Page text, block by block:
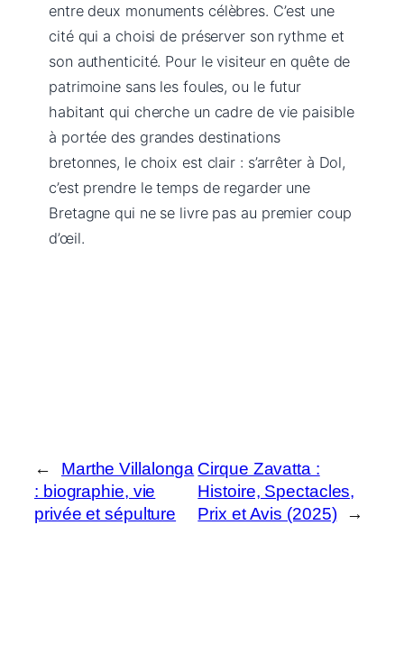
entre deux monuments célèbres. C’est une
cité qui a choisi de préserver son rythme et
son authenticité. Pour le visiteur en quête de
patrimoine sans les foules, ou le futur
habitant qui cherche un cadre de vie paisible
à portée des grandes destinations
bretonnes, le choix est clair : s’arrêter à Dol,
c’est prendre le temps de regarder une
Bretagne qui ne se livre pas au premier coup
d’œil.
←
Marthe Villalonga
: biographie, vie
privée et sépulture
Cirque Zavatta :
Histoire, Spectacles,
Prix et Avis (2025)
→